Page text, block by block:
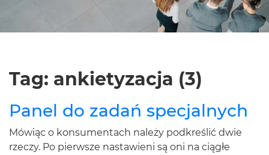
Tag: ankietyzacja (3)
Panel do zadań specjalnych
Mówiąc o konsumentach należy podkreślić dwie
rzeczy. Po pierwsze nastawieni są oni na ciągłe